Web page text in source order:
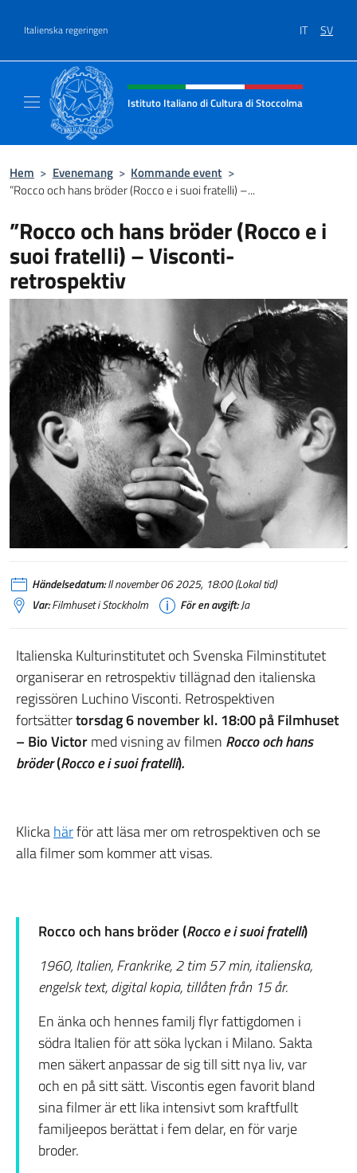
Italienska regeringen IT SV
Header, social and menu of site
Istituto Italiano di Cultura di Stoccolma
Hem > Evenemang > Kommande event >
”Rocco och hans bröder (Rocco e i suoi fratelli) –...
”Rocco och hans bröder (Rocco e i
suoi fratelli) – Visconti-
retrospektiv
Händelsedatum:Il november 06 2025, 18:00 (Lokal tid)
Var:Filmhuset i Stockholm För en avgift:Ja
Italienska Kulturinstitutet och Svenska Filminstitutet
organiserar en retrospektiv tillägnad den italienska
regissören Luchino Visconti. Retrospektiven
fortsättertorsdag 6 november kl. 18:00 på Filmhuset
– Bio Victormed visning av filmen Rocco och hans
bröder(Rocco e i suoi fratelli).
Klickahärför att läsa mer om retrospektiven och se
alla filmer som kommer att visas.
Rocco och hans bröder (Rocco e i suoi fratelli)
1960, Italien, Frankrike, 2 tim 57 min, italienska,
engelsk text, digital kopia, tillåten från 15 år.
En änka och hennes familj flyr fattigdomen i
södra Italien för att söka lyckan i Milano. Sakta
men säkert anpassar de sig till sitt nya liv, var
och en på sitt sätt. Viscontis egen favorit bland
sina filmer är ett lika intensivt som kraftfullt
familjeepos berättat i fem delar, en för varje
broder.